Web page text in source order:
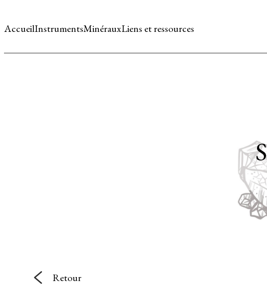
AccueilInstrumentsMinérauxLiens et ressources
Retour